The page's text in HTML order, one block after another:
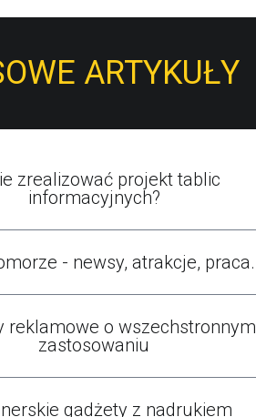
ARTYKUŁY
zrealizować projekt tablic
informacyjnych?
- newsy, atrakcje, praca.
reklamowe o wszechstronnym
zastosowaniu
gadżety z nadrukiem